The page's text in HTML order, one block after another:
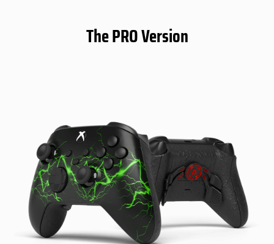
The PRO Version